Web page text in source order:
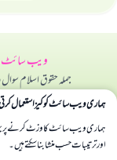
ویب
جملہ حقوق اسلام سوال و
ہماری ویب سائٹ کوکیز استعمال
ہماری ویب سائٹ کا وزٹ کرنے پر
اور ترتیبات حسب منشا بنا سکتے ہیں۔